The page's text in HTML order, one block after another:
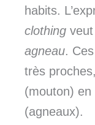
habits.
clothing
agneau.
très
(mouton)
(agneaux).